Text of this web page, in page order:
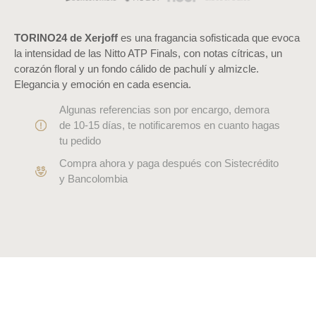
TORINO24 de Xerjoff es una fragancia sofisticada que evoca
la intensidad de las Nitto ATP Finals, con notas cítricas, un
corazón floral y un fondo cálido de pachulí y almizcle.
Elegancia y emoción en cada esencia.
Algunas referencias son por encargo, demora
de 10-15 días, te notificaremos en cuanto hagas
tu pedido
Compra ahora y paga después con Sistecrédito
y Bancolombia